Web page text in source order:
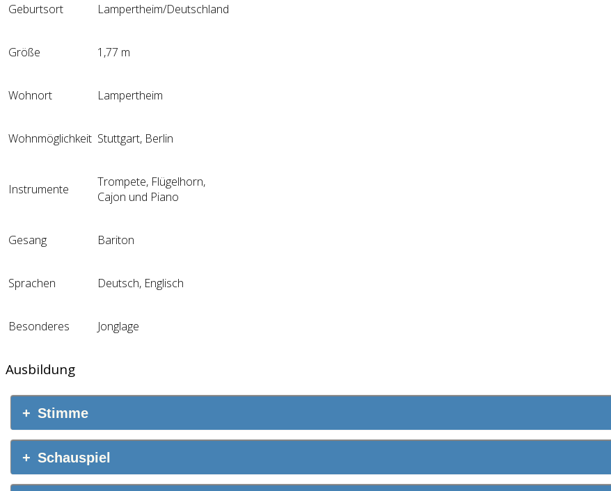
Geburtsort Lampertheim/Deutschland
Größe 1,77 m
Wohnort Lampertheim
Wohnmöglichkeit Stuttgart, Berlin
Instrumente
Trompete, Flügelhorn,
Cajon und Piano
Gesang Bariton
Sprachen Deutsch, Englisch
Besonderes Jonglage
Ausbildung
Stimme
Schauspiel